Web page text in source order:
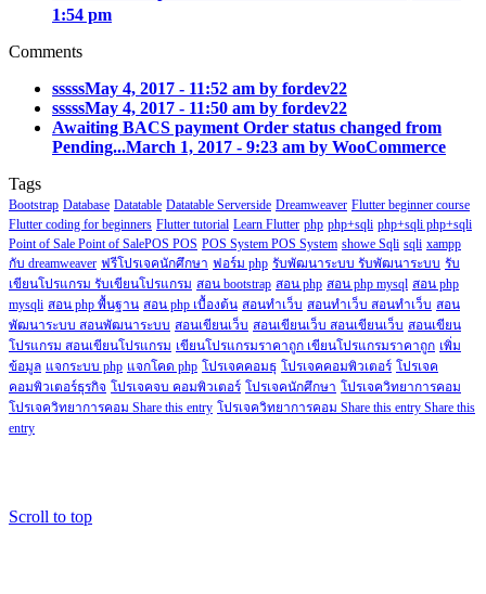
1:54 pm
Comments
sssssMay 4, 2017 - 11:52 am by fordev22
sssssMay 4, 2017 - 11:50 am by fordev22
Awaiting BACS payment Order status changed from
Pending...March 1, 2017 - 9:23 am by WooCommerce
Tags
Bootstrap Database Datatable Datatable Serverside Dreamweaver Flutter beginner course
Flutter coding for beginners Flutter tutorial Learn Flutter php php+sqli php+sqli php+sqli
Point of Sale Point of SalePOS POS POS System POS System showe Sqli sqli xampp
กับ dreamweaver ฟรีโปรเจคนักศึกษา ฟอร์ม php รับพัฒนาระบบ รับพัฒนาระบบ รับ
เขียนโปรแกรม รับเขียนโปรแกรม สอน bootstrap สอน php สอน php mysql สอน php
mysqli สอน php พื้นฐาน สอน php เบื้องต้น สอนทำเว็บ สอนทำเว็บ สอนทำเว็บ สอน
พัฒนาระบบ สอนพัฒนาระบบ สอนเขียนเว็บ สอนเขียนเว็บ สอนเขียนเว็บ สอนเขียน
โปรแกรม สอนเขียนโปรแกรม เขียนโปรแกรมราคาถูก เขียนโปรแกรมราคาถูก เพิ่ม
ข้อมูล แจกระบบ php แจกโคด php โปรเจคคอมธุ โปรเจคคอมพิวเตอร์ โปรเจค
คอมพิวเตอร์ธุรกิจ โปรเจคจบ คอมพิวเตอร์ โปรเจคนักศึกษา โปรเจควิทยาการคอม
โปรเจควิทยาการคอม Share this entry โปรเจควิทยาการคอม Share this entry Share this
entry
Scroll to top